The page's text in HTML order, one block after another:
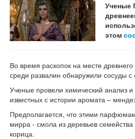
Ученые
этом
Во время раскопок на месте
среди развалин обнаружили сосуды с
Ученые провели химический анализ и
известных с истории аромата –
Предполагается, что этими
мирра - смола из деревьев
корица.